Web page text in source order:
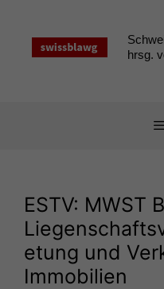
springen
hrsg.
ESTV: MWST
etung und
Immobilien